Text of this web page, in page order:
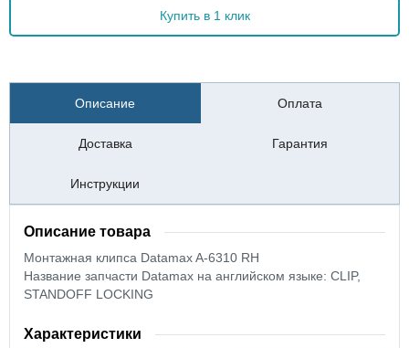
Купить в 1 клик
Описание Оплата
Доставка Гарантия
Инструкции
Описание товара
Монтажная клипса Datamax A-6310 RH
Название запчасти Datamax на английском языке: CLIP,
STANDOFF LOCKING
Характеристики